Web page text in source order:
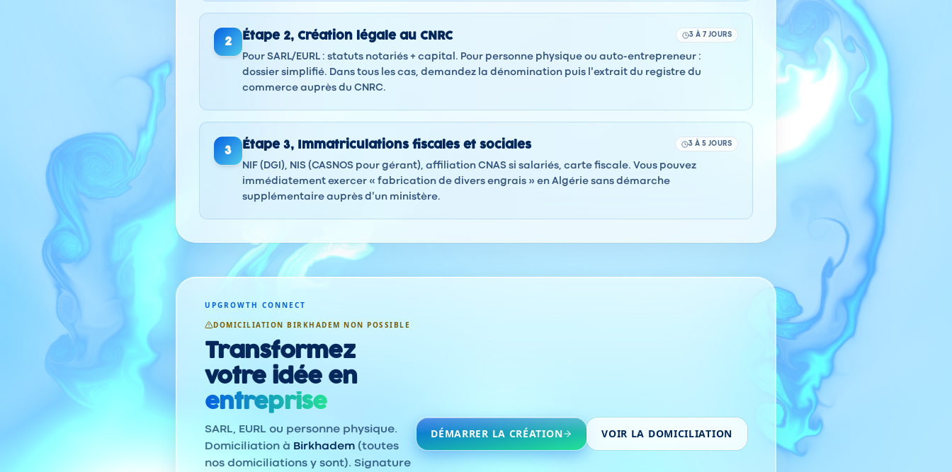
2 Étape 2, Création légale au CNRC 3 À 7 JOURS
Pour SARL/EURL : statuts notariés + capital. Pour personne physique ou auto-entrepreneur :
dossier simplifié. Dans tous les cas, demandez la dénomination puis l'extrait du registre du
commerce auprès du CNRC.
3 Étape 3, Immatriculations fiscales et sociales 3 À 5 JOURS
NIF (DGI), NIS (CASNOS pour gérant), affiliation CNAS si salariés, carte fiscale. Vous pouvez
immédiatement exercer « fabrication de divers engrais » en Algérie sans démarche
supplémentaire auprès d'un ministère.
UPGROWTH CONNECT
DOMICILIATION BIRKHADEM NON POSSIBLE
Transformez
votre idée en
entreprise
SARL, EURL ou personne physique.
Domiciliation à Birkhadem (toutes
nos domiciliations y sont). Signature
DÉMARRER LA CRÉATION VOIR LA DOMICILIATION